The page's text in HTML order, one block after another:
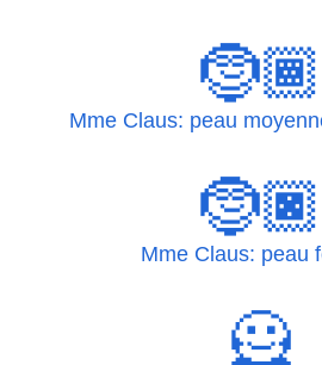
🤶🏾
Mme Claus: peau
🤶🏿
Mme Claus: peau
🦸